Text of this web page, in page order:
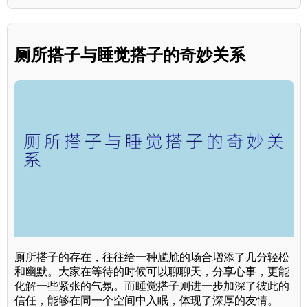
厕所搭子与睡觉搭子的奇妙关系
厕所搭子的存在，往往给一种尴尬的场合增添了几分轻松
和幽默。大家在等待的时候可以聊聊天，分享心事，更能
化解一些紧张的气氛。而睡觉搭子则进一步加深了彼此的
信任，能够在同一个空间中入眠，体现了深厚的友情。